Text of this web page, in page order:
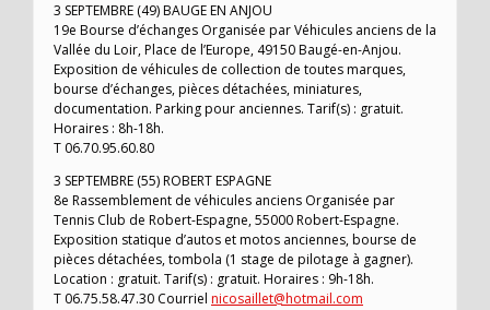
3 SEPTEMBRE (49) BAUGE EN ANJOU
19e Bourse d’échanges Organisée par Véhicules anciens de la
Vallée du Loir, Place de l’Europe, 49150 Baugé-en-Anjou.
Exposition de véhicules de collection de toutes marques,
bourse d’échanges, pièces détachées, miniatures,
documentation. Parking pour anciennes. Tarif(s) : gratuit.
Horaires : 8h-18h.
T 06.70.95.60.80
3 SEPTEMBRE (55) ROBERT ESPAGNE
8e Rassemblement de véhicules anciens Organisée par
Tennis Club de Robert-Espagne, 55000 Robert-Espagne.
Exposition statique d’autos et motos anciennes, bourse de
pièces détachées, tombola (1 stage de pilotage à gagner).
Location : gratuit. Tarif(s) : gratuit. Horaires : 9h-18h.
T 06.75.58.47.30 Courriel nicosaillet@hotmail.com